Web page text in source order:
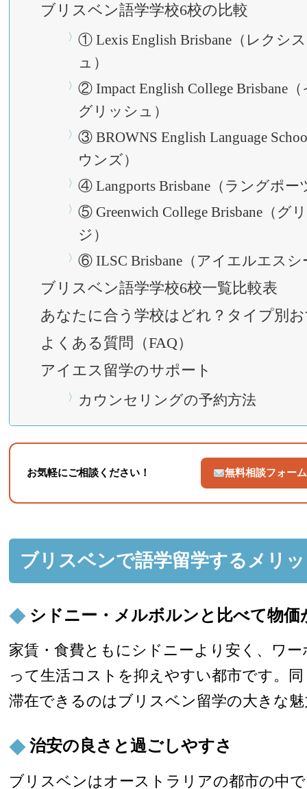
ブリスベン語学学校6校の比較
① Lexis English Brisbane（レクシ
ュ）
② Impact English College Brisbane
グリッシュ）
③ BROWNS English Language
ウンズ）
④ Langports Brisbane（ラングポー
⑤ Greenwich College Brisbane（グ
ジ）
⑥ ILSC Brisbane（アイエルエスシ
ブリスベン語学学校6校一覧比較表
あなたに合う学校はどれ？タイプ別
よくある質問（FAQ）
アイエス留学のサポート
カウンセリングの予約方法
お気軽にご相談ください！ 無料相談フォーム
ブリスベンで語学留学するメリ
シドニー・メルボルンと比べて物価
家賃・食費ともにシドニーより安く、ワ
って生活コストを抑えやすい都市です。
滞在できるのはブリスベン留学の大きな
治安の良さと過ごしやすさ
ブリスベンはオーストラリアの都市の中